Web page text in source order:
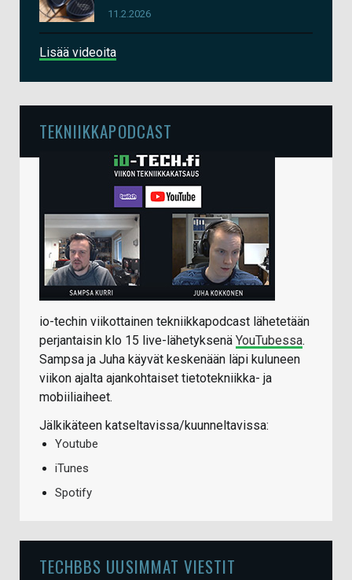
11.2.2026
Lisää videoita
TEKNIIKKAPODCAST
io-techin viikottainen tekniikkapodcast lähetetään
perjantaisin klo 15 live-lähetyksenä YouTubessa.
Sampsa ja Juha käyvät keskenään läpi kuluneen
viikon ajalta ajankohtaiset tietotekniikka- ja
mobiiliaiheet.
Jälkikäteen katseltavissa/kuunneltavissa:
Youtube
iTunes
Spotify
TECHBBS UUSIMMAT VIESTIT